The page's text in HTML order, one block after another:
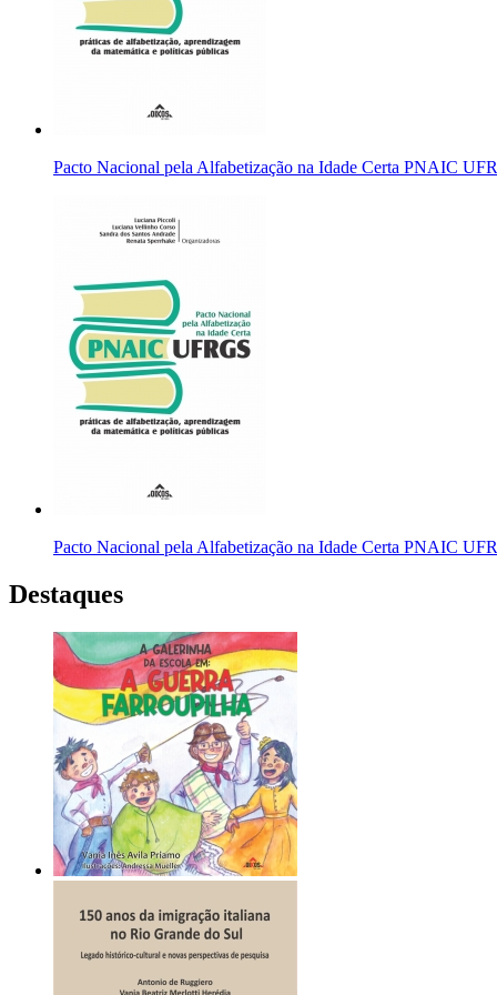
Pacto Nacional pela Alfabetização na Idade Certa PNAIC
Pacto Nacional pela Alfabetização na Idade Certa PNAIC
Destaques